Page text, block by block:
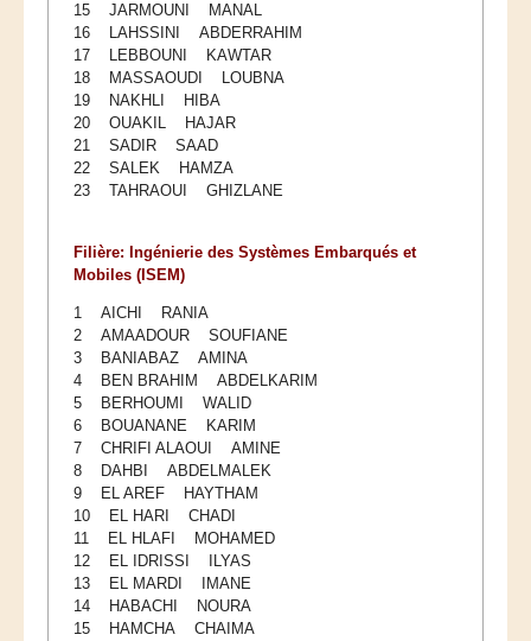
15 JARMOUNI MANAL
16 LAHSSINI ABDERRAHIM
17 LEBBOUNI KAWTAR
18 MASSAOUDI LOUBNA
19 NAKHLI HIBA
20 OUAKIL HAJAR
21 SADIR SAAD
22 SALEK HAMZA
23 TAHRAOUI GHIZLANE
Filière: Ingénierie des Systèmes Embarqués et
Mobiles (ISEM)
1 AICHI RANIA
2 AMAADOUR SOUFIANE
3 BANIABAZ AMINA
4 BEN BRAHIM ABDELKARIM
5 BERHOUMI WALID
6 BOUANANE KARIM
7 CHRIFI ALAOUI AMINE
8 DAHBI ABDELMALEK
9 EL AREF HAYTHAM
10 EL HARI CHADI
11 EL HLAFI MOHAMED
12 EL IDRISSI ILYAS
13 EL MARDI IMANE
14 HABACHI NOURA
15 HAMCHA CHAIMA